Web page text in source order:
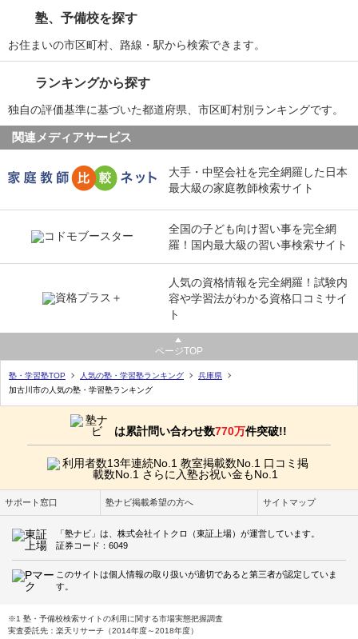
塾、予備校を探す
お住まいの市区町村、路線・駅から検索できます。
ランキングから探す
独自の評価基準に基づいた都道府県、市区町村別ランキングです。
関連メディアサービス
大手・中堅会社を完全網羅した日本
最大級の家庭教師検索サイト
全国の子ども向け習い事を完全網
羅！国内最大級の習い事検索サイト
人気の資格情報を完全網羅！試験内
容や学習法がわかる資格口コミサイ
ト
ページTOP
塾・学習塾TOP 人気の塾・学習塾ランキング
兵庫県
加古川市の人気の塾・学習塾ランキング
は累計問い合わせ数770万件突破!!
サポート窓口 塾ナビ掲載希望の方へ サイトマップ
「塾ナビ」は、株式会社イトクロ（東証上場）が運営しています。
証券コード：6049
このサイトは個人情報の取り扱いが適切であると第三者が認定していま
す。
※1 塾・予備校検索サイトの利用に関する市場実態把握調査
実査委託先：楽天リサーチ（2014年度～2018年度）